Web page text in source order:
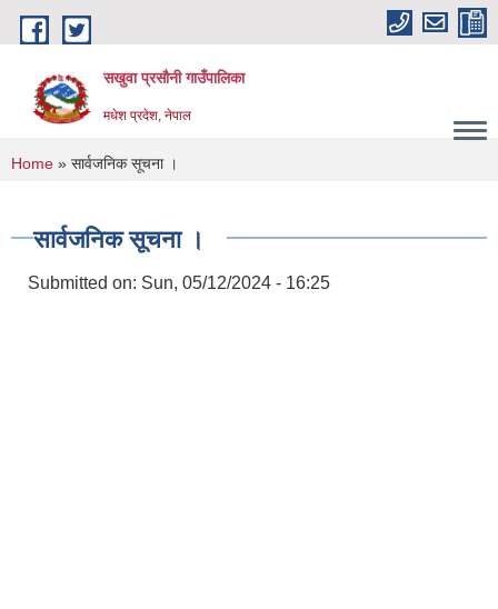
Skip to main content
सखुवा प्रसौनी गाउँपालिका
मधेश प्रदेश, नेपाल
You are here
Home » सार्वजनिक सूचना ।
सार्वजनिक सूचना ।
Submitted on: Sun, 05/12/2024 - 16:25